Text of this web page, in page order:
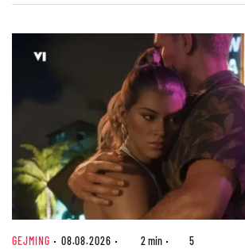
GEJMING 08.08.2026 2 min 5